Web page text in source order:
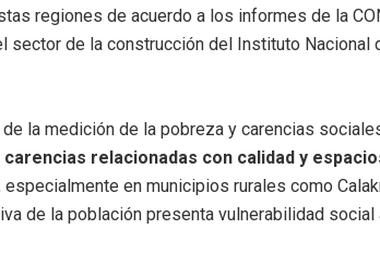
regiones de acuerdo a los informes de la
sector de la construcción del Instituto Nacional
la medición de la pobreza y carencias
relacionadas con calidad y
en municipios rurales como
de la población presenta vulnerabilidad social